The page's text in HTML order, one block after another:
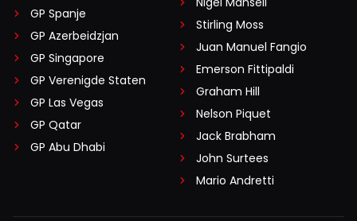
GP Spanje
GP Azerbeidzjan
GP Singapore
GP Verenigde Staten
GP Las Vegas
GP Qatar
GP Abu Dhabi
Stirling Moss
Juan Manuel Fangio
Emerson Fittipaldi
Graham Hill
Nelson Piquet
Jack Brabham
John Surtees
Mario Andretti